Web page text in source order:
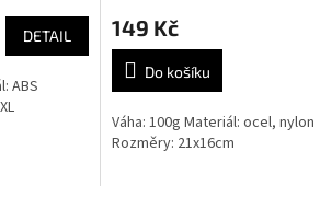
DETAIL
ABS
149 Kč
Do košíku
Váha: 100g Materiál: ocel, nylon
Rozměry: 21x16cm